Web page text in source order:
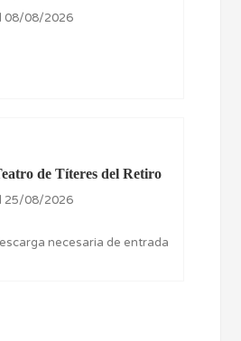
08/08/2026
de Títeres del Retiro
25/08/2026
necesaria de entrada